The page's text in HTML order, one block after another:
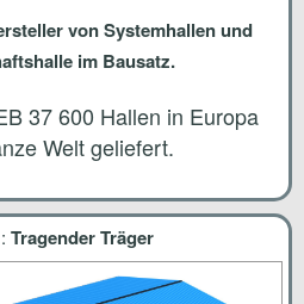
von Systemhallen und
im Bausatz.
37 600 Hallen in Europa
Welt geliefert.
Tragender Träger